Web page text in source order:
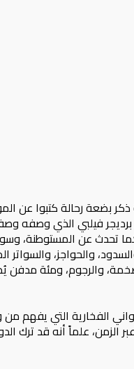
المقال إلى مكونات موقع قُريِّة الأثرية أثر زيارة له قام بها عام
فيلبي الذي وصفه
تحدث عن المستوطنة،
والحواجز، والسواتر
والرجوم، ومئة مدفن
الفخارية التي يفهم
علماً أنه قد ترك